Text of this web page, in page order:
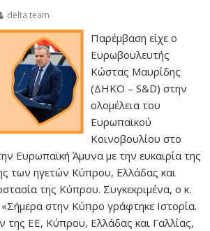
delta team
Παρέμβαση είχε ο
Ευρωβουλευτής
Κώστας Μαυρίδης
(ΔΗΚΟ – S&D) στην
ολομέλεια του
Ευρωπαϊκού
Κοινοβουλίου στο
Ευρωπαϊκή Άμυνα με την ευκαιρία της
των ηγετών Κύπρου, Ελλάδας και
της Κύπρου. Συγκεκριμένα, ο κ.
στην Κύπρο γράφτηκε Ιστορία.
της ΕΕ, Κύπρου, Ελλάδας και Γαλλίας,